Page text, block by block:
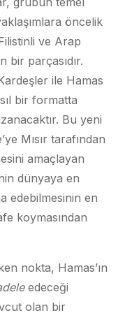
öncelik
ve Arap
bir parçasıdır.
ile Hamas
bir formatta
Bu yeni
Mısır tarafından
amaçlayan
dünyaya en
edebilmesinin en
koymasından
nokta, Hamas’ın
edeceği
olan bir